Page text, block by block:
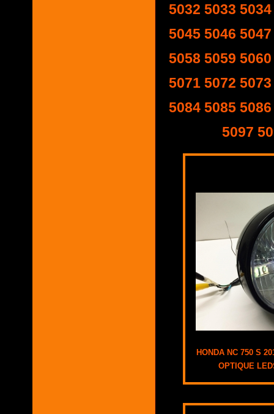
5032 5033 5034
5045 5046 5047
5058 5059 5060
5071 5072 5073
5084 5085 5086
5097
HONDA NC 750 S
OPTIQUE